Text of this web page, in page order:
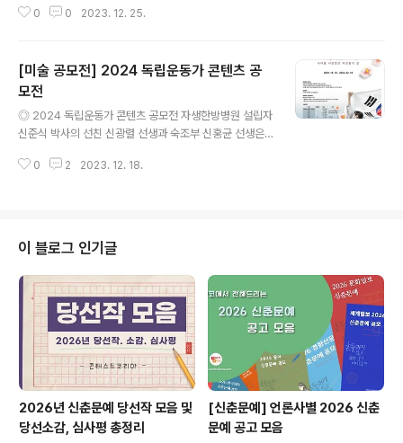
주제 무협요소가 포함된 그림 ex) 무협 요소가 등장한 캐
전안내 ▶ 공모전 참가신청 [ 참여 방법 ] ※ 사이즈는 가로
(4500 x 3000), 세로 (3000 x 4500) 원하시는 파일을
다운 받으셔서 참여하시면 됩니다. 1. 게시글에 첨부 된 파
일을 다운로드 합니다. 2. 가로: 4500 x 3000 / 세로: 30
00 x 4500 으로 부문 상관 없이 파일을 다운 받으시면 됩
니다. (※..
0 0 2023. 12. 25.
[미술 공모전] 2024 독립운동가 콘텐츠 공
모전
◎ 2024 독립운동가 콘텐츠 공모전 자생한방병원 설립자
신준식 박사의 선친 신광렬 선생과 숙조부 신홍균 선생은
독립운동 정신과 긍휼지심의 마음은 자생의 뿌리가 되었고
보이지 않는 곳에서도 나라를 위해 묵묵히 희생한 그들의
희생정신을 가슴에 새기고 그 숭고한 뜻을 이어 나가고자
개최하였습니다. ◎ 응모자격 대한민국 국민이면 누구나
가능 ◎ 접수기간 2023. 12. 18.(월) ~ 2024. 02. 18.
(일) * 접수 마감일 18시 접수 건까지 인정 ◎ 발 표 2024
년 3월 중(자생의..
0 2 2023. 12. 18.
이 블로그 인기글
2026년 신춘문예 당선작 모음 및
당선소감, 심사평 총정리
[신춘문예] 언론사별 2026 신춘
문예 공고 모음